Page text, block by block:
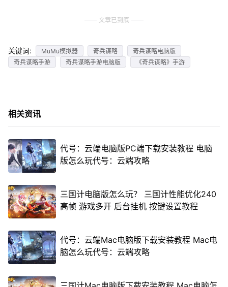
文章已到底
关键词: MuMu模拟器 奇兵谋略
奇兵谋略电脑版
奇兵谋略手游
奇兵谋略手游电脑版 《奇兵谋略》手游
相关资讯
代号：云端电脑版PC端下载安装教程 电脑
版怎么玩代号：云端攻略
三国计电脑版怎么玩？ 三国计性能优化240
高帧 游戏多开 后台挂机 按键设置教程
代号：云端Mac电脑版下载安装教程 Mac电
脑怎么玩代号：云端攻略